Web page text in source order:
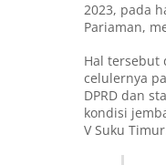
2023, pada
Pariaman,
Hal tersebut
celulernya
DPRD dan
kondisi
V Suku